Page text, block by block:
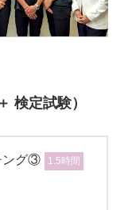
検定試験）
ング③ 1.5時間